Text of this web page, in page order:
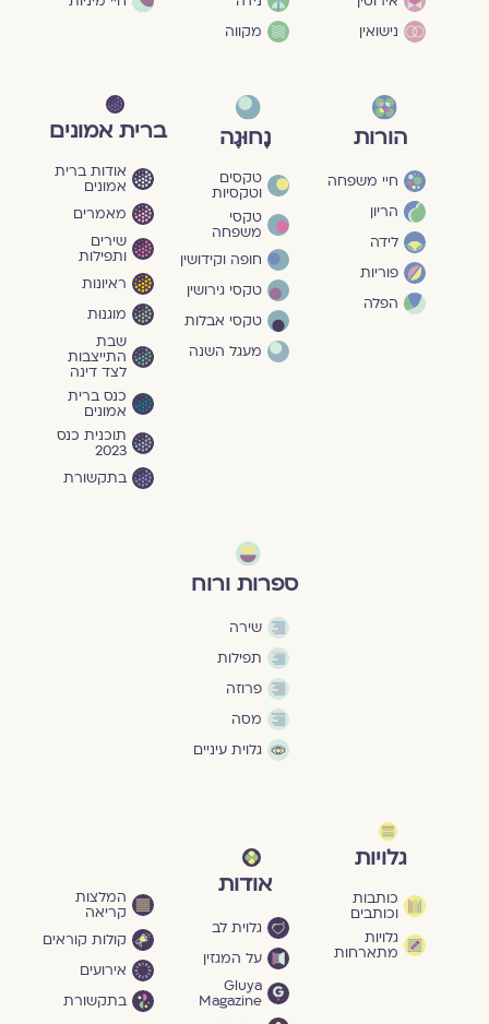
נישואין
מקווה
הורות
חיי משפחה
הריון
לידה
פוריות
הפלה
נָחוּגָה
טקסים
וטקסיות
טקסי
משפחה
חופה וקידושין
טקסי גירושין
טקסי אבלות
מעגל השנה
ברית אמונים
אודות ברית
אמונים
מאמרים
שירים
ותפילות
ראיונות
מוגנוּת
שבת
התייצבות
לצד דינה
כנס ברית
אמונים
תוכנית כנס
2023
בתקשורת
ספרות ורוח
שירה
תפילות
פרוזה
מסה
גלוית עיניים
גלויות
כותבות
וכותבים
גלויות
מתארחות
אודות
גלוית לב
על המגזין
Gluya
Magazine
המלצות
קריאה
קולות קוראים
אירועים
בתקשורת